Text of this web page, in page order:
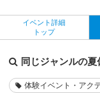
イベント詳細
トップ
同じジャンルの夏
体験イベント・アク